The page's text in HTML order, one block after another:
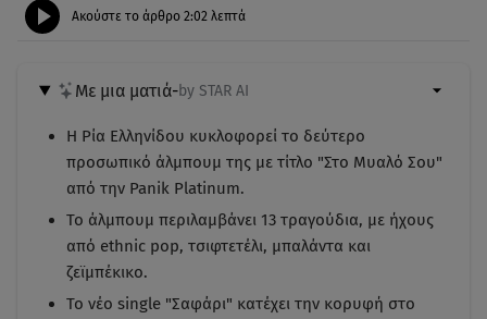
Ακούστε το άρθρο 2:02 λεπτά
Με μια ματιά-by STAR AI
Η Ρία Ελληνίδου κυκλοφορεί το δεύτερο
προσωπικό άλμπουμ της με τίτλο "Στο Μυαλό Σου"
από την Panik Platinum.
Το άλμπουμ περιλαμβάνει 13 τραγούδια, με ήχους
από ethnic pop, τσιφτετέλι, μπαλάντα και
ζεϊμπέκικο.
Το νέο single "Σαφάρι" κατέχει την κορυφή στο